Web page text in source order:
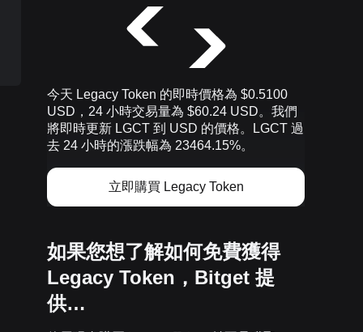
今天 Legacy Token 的即時價格為 $0.5100
USD，24 小時交易量為 $60.24 USD。我們
將即時更新 LGCT 到 USD 的價格。LGCT 過
去 24 小時的漲跌幅為 23464.15%。
立即購買 Legacy Token
如果您想了解如何免費獲得
Legacy Token，Bitget 提
供…